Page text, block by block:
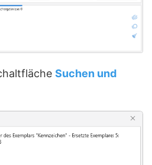
Suchen und